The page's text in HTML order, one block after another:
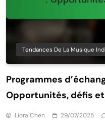
Tendances De La Musique
Programmes
Opportunités, défis
Liora Chen 29/07/2025